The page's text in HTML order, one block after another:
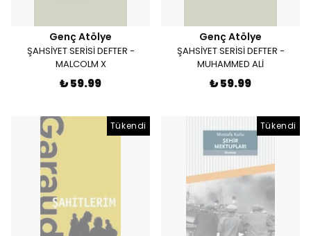
Genç Atölye
ŞAHSİYET SERİSİ DEFTER -
MALCOLM X
₺ 59.99
Genç Atölye
ŞAHSİYET SERİSİ DEFTER -
MUHAMMED ALİ
₺ 59.99
Tükendi Tükendi